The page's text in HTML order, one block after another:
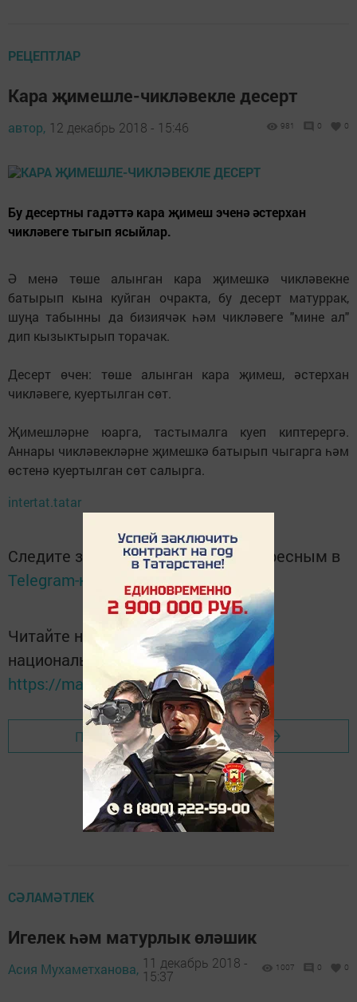
РЕЦЕПТЛАР
Кара җимешле-чикләвекле десерт
автор, 12 декабрь 2018 - 15:46 981 0 0
Бу десертны гадәттә кара җимеш эченә әстерхан
чикләвеге тыгып ясыйлар.
Ә менә төше алынган кара җимешкә чикләвекне
батырып кына куйган очракта, бу десерт матуррак,
шуңа табынны да бизиячәк һәм чикләвеге "мине ал"
дип кызыктырып торачак.
Десерт өчен: төше алынган кара җимеш, әстерхан
чикләвеге, куертылган сөт.
Җимешләрне юарга, тастымалга куеп киптерергә.
Аннары чикләвекләрне җимешкә батырып чыгарга һәм
өстенә куертылган сөт салырга.
intertat.tatar
Следите за самым важным и интересным в
Telegram-канале
Читайте новости Татарстана в
национальном мессенджере MАХ:
https://max.ru/tatmedia
Перейти на страницу новости
СӘЛАМӘТЛЕК
Игелек һәм матурлык өләшик
Асия Мухаметханова, 11 декабрь 2018 -
15:37
1007 0 0